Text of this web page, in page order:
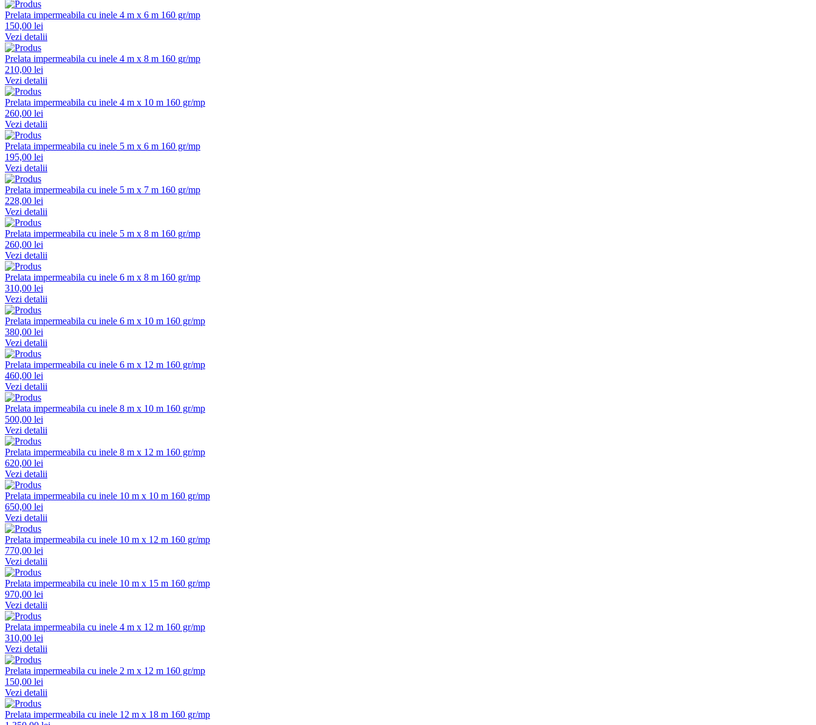
Prelata impermeabila cu inele 4 m x 6 m 160 gr/mp
150,00 lei
Vezi detalii
Prelata impermeabila cu inele 4 m x 8 m 160 gr/mp
210,00 lei
Vezi detalii
Prelata impermeabila cu inele 4 m x 10 m 160 gr/mp
260,00 lei
Vezi detalii
Prelata impermeabila cu inele 5 m x 6 m 160 gr/mp
195,00 lei
Vezi detalii
Prelata impermeabila cu inele 5 m x 7 m 160 gr/mp
228,00 lei
Vezi detalii
Prelata impermeabila cu inele 5 m x 8 m 160 gr/mp
260,00 lei
Vezi detalii
Prelata impermeabila cu inele 6 m x 8 m 160 gr/mp
310,00 lei
Vezi detalii
Prelata impermeabila cu inele 6 m x 10 m 160 gr/mp
380,00 lei
Vezi detalii
Prelata impermeabila cu inele 6 m x 12 m 160 gr/mp
460,00 lei
Vezi detalii
Prelata impermeabila cu inele 8 m x 10 m 160 gr/mp
500,00 lei
Vezi detalii
Prelata impermeabila cu inele 8 m x 12 m 160 gr/mp
620,00 lei
Vezi detalii
Prelata impermeabila cu inele 10 m x 10 m 160 gr/mp
650,00 lei
Vezi detalii
Prelata impermeabila cu inele 10 m x 12 m 160 gr/mp
770,00 lei
Vezi detalii
Prelata impermeabila cu inele 10 m x 15 m 160 gr/mp
970,00 lei
Vezi detalii
Prelata impermeabila cu inele 4 m x 12 m 160 gr/mp
310,00 lei
Vezi detalii
Prelata impermeabila cu inele 2 m x 12 m 160 gr/mp
150,00 lei
Vezi detalii
Prelata impermeabila cu inele 12 m x 18 m 160 gr/mp